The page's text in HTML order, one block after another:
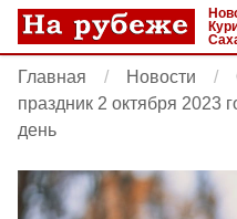
Главная Новости
праздник 2 октября 2023
день